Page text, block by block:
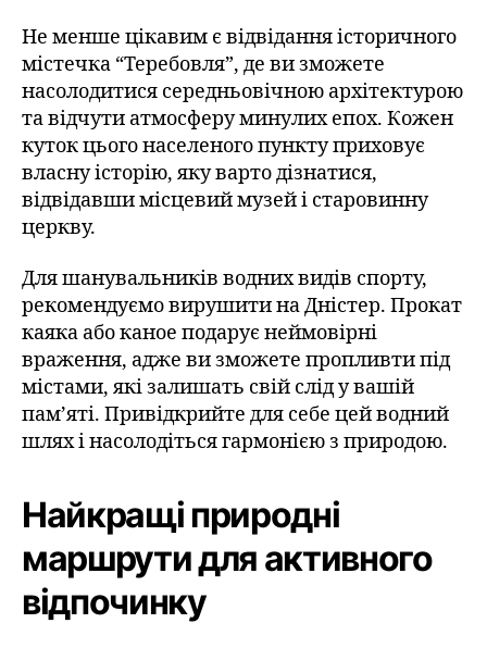
Не менше цікавим є відвідання історичного
містечка “Теребовля”, де ви зможете
насолодитися середньовічною архітектурою
та відчути атмосферу минулих епох. Кожен
куток цього населеного пункту приховує
власну історію, яку варто дізнатися,
відвідавши місцевий музей і старовинну
церкву.
Для шанувальників водних видів спорту,
рекомендуємо вирушити на Дністер. Прокат
каяка або каное подарує неймовірні
враження, адже ви зможете пропливти під
містами, які залишать свій слід у вашій
пам’яті. Привідкрийте для себе цей водний
шлях і насолодіться гармонією з природою.
Найкращі природні
маршрути для активного
відпочинку